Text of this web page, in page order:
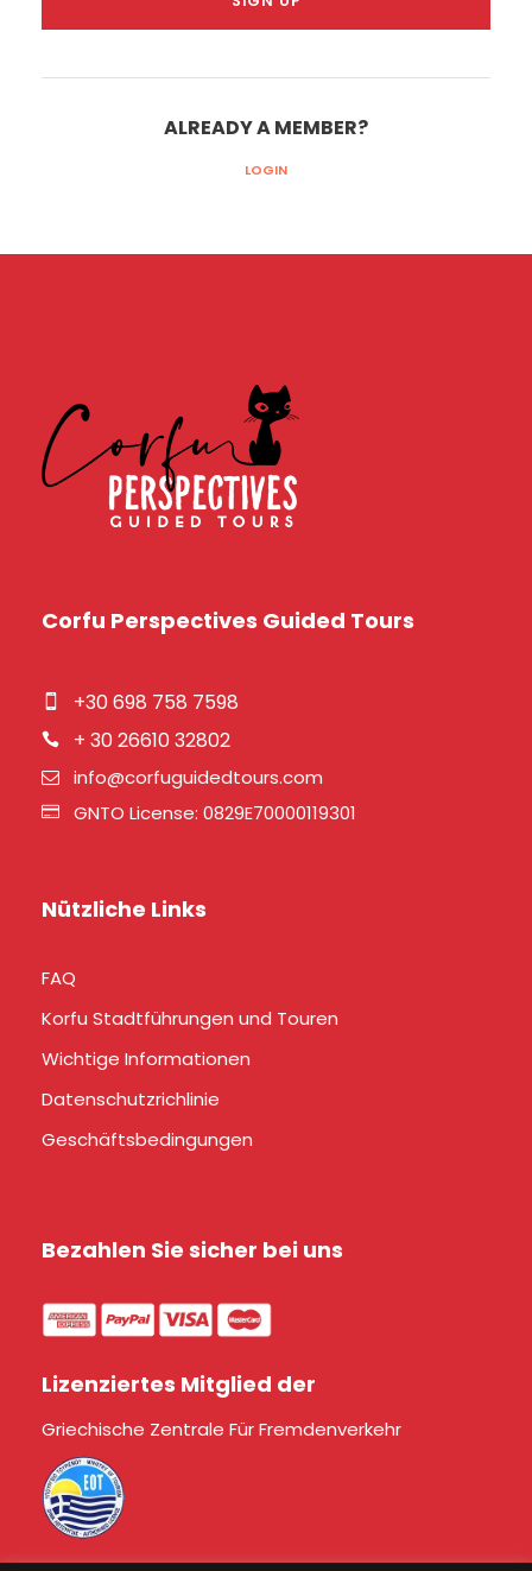
ALREADY A MEMBER?
LOGIN
Corfu Perspectives Guided Tours
+30 698 758 7598
+ 30 26610 32802
info@corfuguidedtours.com
GNTO License: 0829E70000119301
Nützliche Links
FAQ
Korfu Stadtführungen und Touren
Wichtige Informationen
Datenschutzrichlinie
Geschäftsbedingungen
Bezahlen Sie sicher bei uns
Lizenziertes Mitglied der
Griechische Zentrale Für Fremdenverkehr